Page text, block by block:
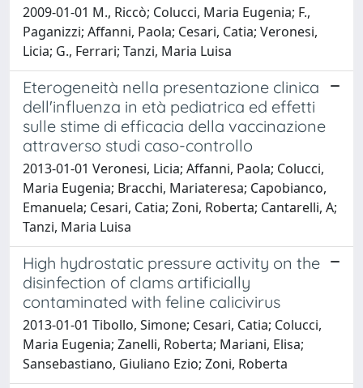
2009-01-01 M., Riccò; Colucci, Maria Eugenia; F.,
Paganizzi; Affanni, Paola; Cesari, Catia; Veronesi,
Licia; G., Ferrari; Tanzi, Maria Luisa
Eterogeneità nella presentazione clinica
dell'influenza in età pediatrica ed effetti
sulle stime di efficacia della vaccinazione
attraverso studi caso-controllo
2013-01-01 Veronesi, Licia; Affanni, Paola; Colucci,
Maria Eugenia; Bracchi, Mariateresa; Capobianco,
Emanuela; Cesari, Catia; Zoni, Roberta; Cantarelli, A;
Tanzi, Maria Luisa
High hydrostatic pressure activity on the
disinfection of clams artificially
contaminated with feline calicivirus
2013-01-01 Tibollo, Simone; Cesari, Catia; Colucci,
Maria Eugenia; Zanelli, Roberta; Mariani, Elisa;
Sansebastiano, Giuliano Ezio; Zoni, Roberta